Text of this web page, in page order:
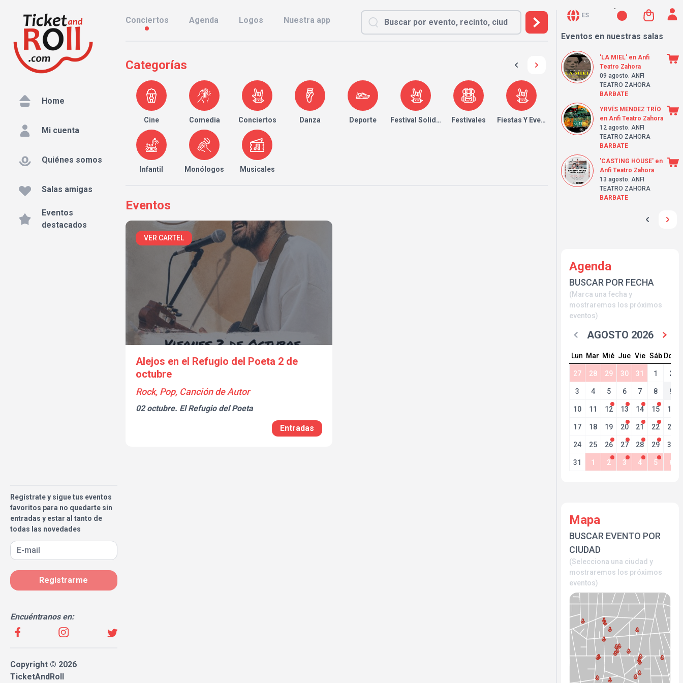
Home
Mi cuenta
Quiénes somos
Salas amigas
Eventos
destacados
Regístrate y sigue tus eventos
favoritos para no quedarte sin
entradas y estar al tanto de
todas las novedades
Registrarme
Encuéntranos en:
Copyright © 2026
TicketAndRoll
Conciertos Agenda Logos Nuestra app
Categorías
Cine Comedia Conciertos Danza Deporte Festival Solidario Festivales Fiestas Y Eventos
Infantil Monólogos Musicales
Eventos
VER CARTEL
Alejos en el Refugio del Poeta 2 de
octubre
Rock, Pop, Canción de Autor
02 octubre. El Refugio del Poeta
Entradas
ES
Eventos en nuestras salas
'LA MIEL' en Anfi
Teatro Zahora
09 agosto. ANFI
TEATRO ZAHORA
BARBATE
YRVÍS MENDEZ TRÍO
en Anfi Teatro Zahora
12 agosto. ANFI
TEATRO ZAHORA
BARBATE
'CASTING HOUSE' en
Anfi Teatro Zahora
13 agosto. ANFI
TEATRO ZAHORA
BARBATE
Agenda
BUSCAR POR FECHA
(Marca una fecha y
mostraremos los próximos
eventos)
AGOSTO 2026
Lun Mar Mié Jue Vie Sáb Dom
27 28 29 30 31 1 2
3 4 5 6 7 8 9
10 11 12 13 14 15 16
17 18 19 20 21 22 23
24 25 26 27 28 29 30
31 1 2 3 4 5 6
Mapa
BUSCAR EVENTO POR
CIUDAD
(Selecciona una ciudad y
mostraremos los próximos
eventos)